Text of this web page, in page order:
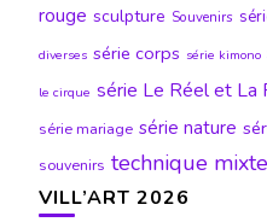
rouge sculpture Souvenirs
diverses série corps série kimono
le cirque série Le Réel et La
série mariage série nature
souvenirs technique mixte
VILL’ART 2026